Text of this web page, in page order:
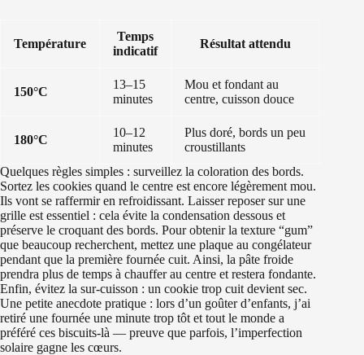
Température
Temps
indicatif
Résultat attendu
150°C
13–15
minutes
Mou et fondant au
centre, cuisson douce
180°C
10–12
minutes
Plus doré, bords un peu
croustillants
Quelques règles simples : surveillez la coloration des bords.
Sortez les cookies quand le centre est encore légèrement mou.
Ils vont se raffermir en refroidissant. Laisser reposer sur une
grille est essentiel : cela évite la condensation dessous et
préserve le croquant des bords. Pour obtenir la texture “gum”
que beaucoup recherchent, mettez une plaque au congélateur
pendant que la première fournée cuit. Ainsi, la pâte froide
prendra plus de temps à chauffer au centre et restera fondante.
Enfin, évitez la sur-cuisson : un cookie trop cuit devient sec.
Une petite anecdote pratique : lors d’un goûter d’enfants, j’ai
retiré une fournée une minute trop tôt et tout le monde a
préféré ces biscuits-là — preuve que parfois, l’imperfection
solaire gagne les cœurs.